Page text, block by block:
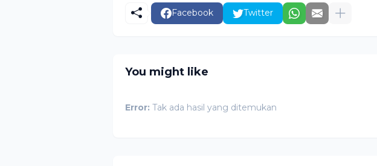
Facebook Twitter
You might like
Error: Tak ada hasil yang ditemukan